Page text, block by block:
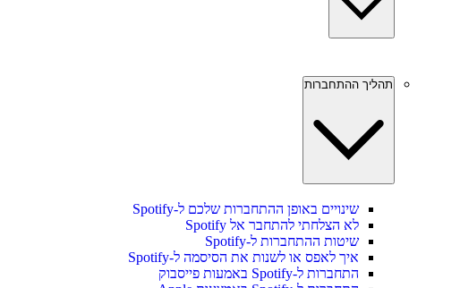
תהליך ההתחברות
שינויים באופן ההתחברות שלכם ל-Spotify
לא הצלחתי להתחבר אל Spotify
שיטות ההתחברות ל-Spotify
איך לאפס או לשנות את הסיסמה ל-Spotify
התחברות ל-Spotify באמעות פייסבוק